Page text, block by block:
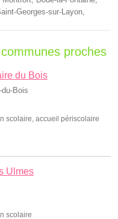
Georges-sur-Layon,
proches
du Bois
Bois
scolaire accueil périscolaire
Ulmes
scolaire